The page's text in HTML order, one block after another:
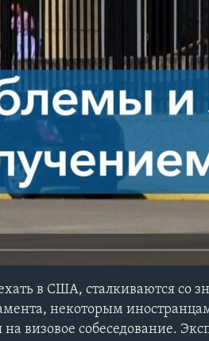
No
в США, сталкиваются со
некоторым
на визовое собеседование.